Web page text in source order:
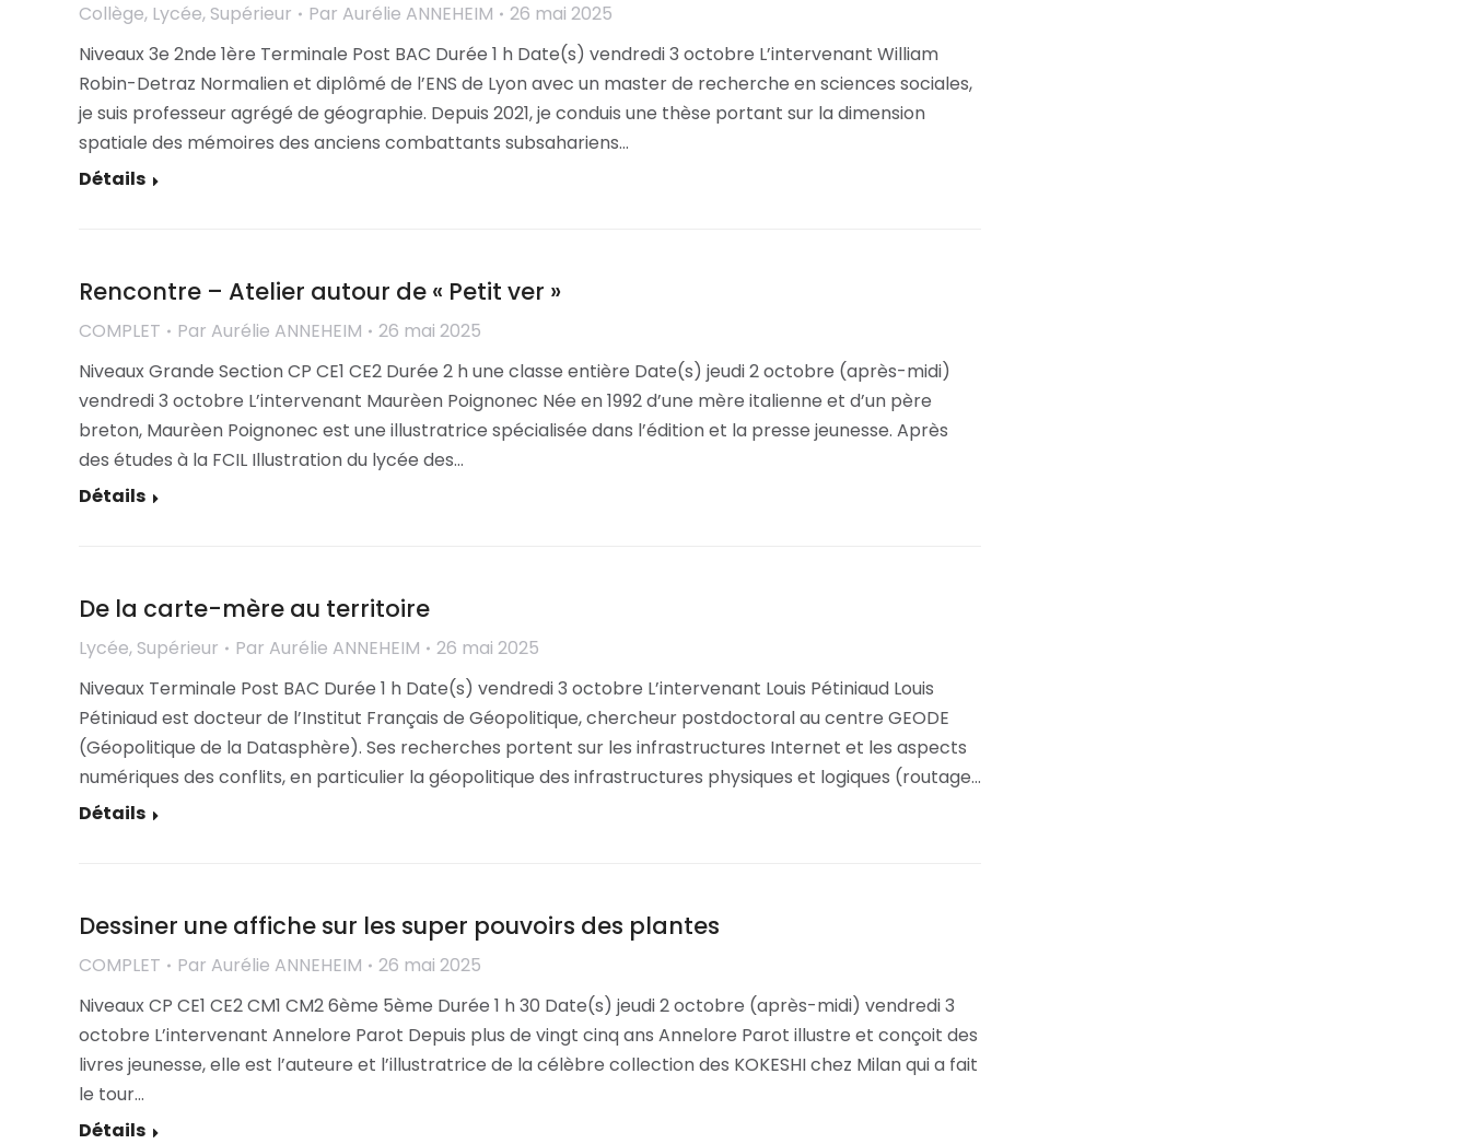
Collège, Lycée, Supérieur Par Aurélie ANNEHEIM
26 mai 2025
Niveaux 3e 2nde 1ère Terminale Post BAC Durée 1 h Date(s) vendredi 3 octobre L’intervenant William
Robin-Detraz Normalien et diplômé de l’ENS de Lyon avec un master de recherche en sciences sociales,
je suis professeur agrégé de géographie. Depuis 2021, je conduis une thèse portant sur la dimension
spatiale des mémoires des anciens combattants subsahariens…
Détails
Rencontre – Atelier autour de « Petit ver »
COMPLET Par Aurélie ANNEHEIM
26 mai 2025
Niveaux Grande Section CP CE1 CE2 Durée 2 h une classe entière Date(s) jeudi 2 octobre (après-midi)
vendredi 3 octobre L’intervenant Maurèen Poignonec Née en 1992 d’une mère italienne et d’un père
breton, Maurèen Poignonec est une illustratrice spécialisée dans l’édition et la presse jeunesse. Après
des études à la FCIL Illustration du lycée des…
Détails
De la carte-mère au territoire
Lycée, Supérieur Par Aurélie ANNEHEIM
26 mai 2025
Niveaux Terminale Post BAC Durée 1 h Date(s) vendredi 3 octobre L’intervenant Louis Pétiniaud Louis
Pétiniaud est docteur de l’Institut Français de Géopolitique, chercheur postdoctoral au centre GEODE
(Géopolitique de la Datasphère). Ses recherches portent sur les infrastructures Internet et les aspects
numériques des conflits, en particulier la géopolitique des infrastructures physiques et logiques (routage…
Détails
Dessiner une affiche sur les super pouvoirs des plantes
COMPLET Par Aurélie ANNEHEIM
26 mai 2025
Niveaux CP CE1 CE2 CM1 CM2 6ème 5ème Durée 1 h 30 Date(s) jeudi 2 octobre (après-midi) vendredi 3
octobre L’intervenant Annelore Parot Depuis plus de vingt cinq ans Annelore Parot illustre et conçoit des
livres jeunesse, elle est l’auteure et l’illustratrice de la célèbre collection des KOKESHI chez Milan qui a fait
le tour…
Détails